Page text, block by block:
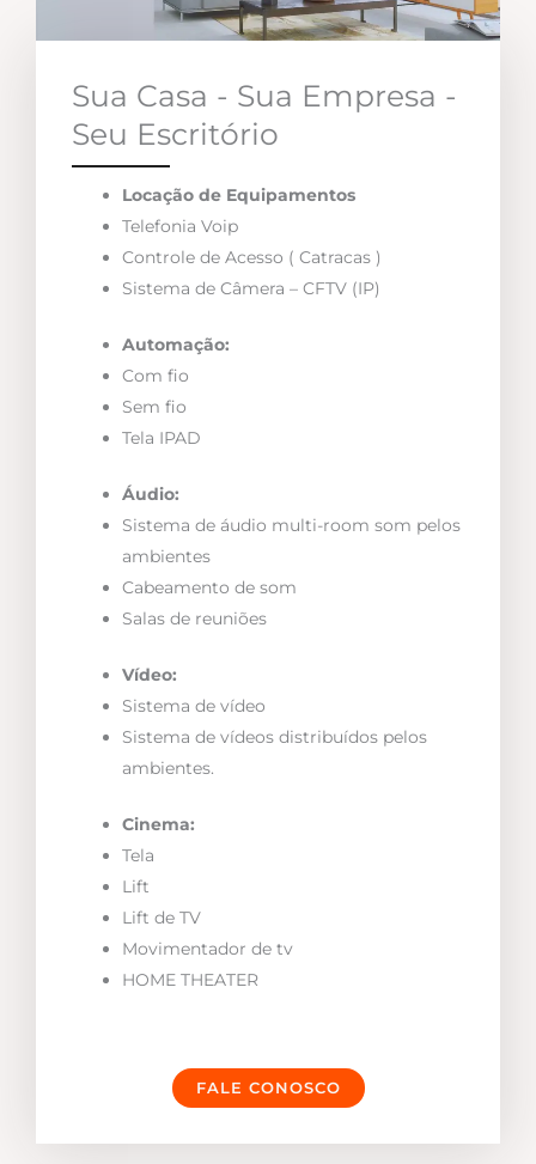
Sua Casa - Sua Empresa -
Seu Escritório
Locação de Equipamentos
Telefonia Voip
Controle de Acesso ( Catracas )
Sistema de Câmera – CFTV (IP)
Automação:
Com fio
Sem fio
Tela IPAD
Áudio:
Sistema de áudio multi-room som pelos
ambientes
Cabeamento de som
Salas de reuniões
Vídeo:
Sistema de vídeo
Sistema de vídeos distribuídos pelos
ambientes.
Cinema:
Tela
Lift
Lift de TV
Movimentador de tv
HOME THEATER
FALE CONOSCO